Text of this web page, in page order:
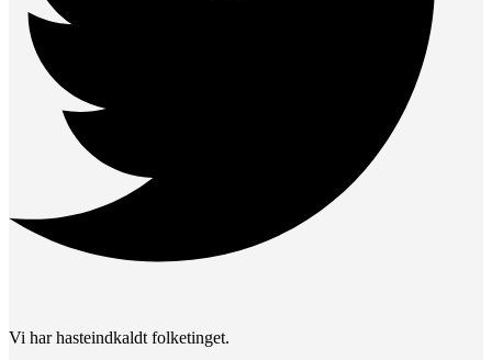
Vi har hasteindkaldt folketinget.